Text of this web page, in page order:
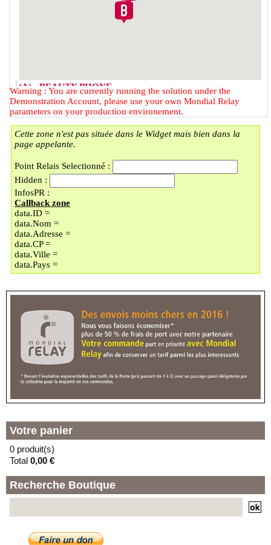
(A) - BEAUTY PHONE
2 RUE DU FAUBOURG DES
POSTES
59000 - LILLE
(B) - LOCKER BMOBILE
57 RUE DU FAUBOURG DES
59000 - LILLE
(C) - LOCKER LAVOMATIC
PLACE DOREZ/LI
9 PLACE BARTHELEMY DOREZ
59000 - LILLE
(D) - UNIQUE COIN
En vacances jusqu'au 30/08/2026
89 BOULEVARD MONTEBELLO
59000 - LILLE
130 BOULEVARD
59000 - LILLE
(F) - LOCKER TECHNOPHONE
RUE JULES GU
73 RUE JULES GUESDE
59000 - LILLE
(G) - LOCKER LA LAVERIE
11 PLACE DE LA SOLIDARITE
Warning : You are currently running the solution under the
Demonstration Account, please use your own Mondial Relay
parameters on your production environement.
Cette zone n'est pas située dans le Widget mais bien dans la
page appelante.
Point Relais Selectionné :
Hidden :
InfosPR :
Callback zone
data.ID =
data.Nom =
data.Adresse =
data.CP =
data.Ville =
data.Pays =
Votre panier
0 produit(s)
Total 0,00 €
Recherche Boutique